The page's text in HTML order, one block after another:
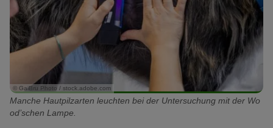
© GaiBru Photo / stock.adobe.com
Manche Hautpilzarten leuchten bei der Untersuchung mit der Wo
od’schen Lampe.